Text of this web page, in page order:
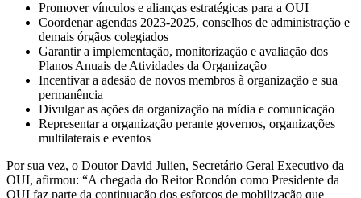
Promover vínculos e alianças estratégicas para a OUI
Coordenar agendas 2023-2025, conselhos de administração e
demais órgãos colegiados
Garantir a implementação, monitorização e avaliação dos
Planos Anuais de Atividades da Organização
Incentivar a adesão de novos membros à organização e sua
permanência
Divulgar as ações da organização na mídia e comunicação
Representar a organização perante governos, organizações
multilaterais e eventos
Por sua vez, o Doutor David Julien, Secretário Geral Executivo da
OUI, afirmou: “A chegada do Reitor Rondón como Presidente da
OUI faz parte da continuação dos esforços de mobilização que